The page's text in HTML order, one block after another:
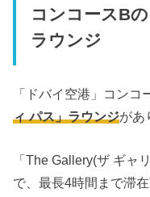
コンコースB
ラウンジ
「ドバイ空港」コンコ
ィ パス」ラウンジがあ
「The Gallery(ザ ギャ
で、最長4時間まで滞在